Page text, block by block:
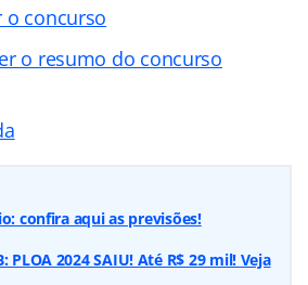
o concurso
o resumo do concurso
confira aqui as previsões!
PLOA 2024 SAIU! Até R$ 29 mil! Veja